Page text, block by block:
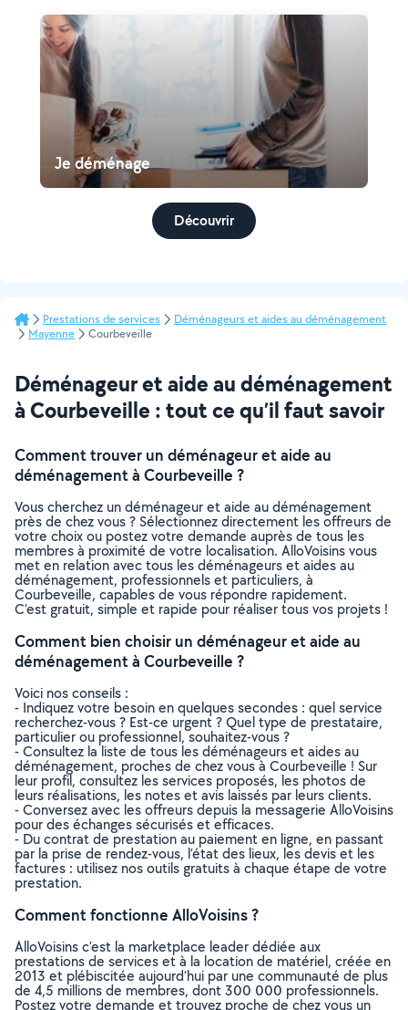
Je déménage
Découvrir
Prestations de services
Déménageurs et aides au déménagement
Mayenne
Courbeveille
Déménageur et aide au déménagement
à Courbeveille : tout ce qu’il faut savoir
Comment trouver un déménageur et aide au
déménagement à Courbeveille ?
Vous cherchez un déménageur et aide au déménagement
près de chez vous ? Sélectionnez directement les offreurs de
votre choix ou postez votre demande auprès de tous les
membres à proximité de votre localisation. AlloVoisins vous
met en relation avec tous les déménageurs et aides au
déménagement, professionnels et particuliers, à
Courbeveille, capables de vous répondre rapidement.
C’est gratuit, simple et rapide pour réaliser tous vos projets !
Comment bien choisir un déménageur et aide au
déménagement à Courbeveille ?
Voici nos conseils :
- Indiquez votre besoin en quelques secondes : quel service
recherchez-vous ? Est-ce urgent ? Quel type de prestataire,
particulier ou professionnel, souhaitez-vous ?
- Consultez la liste de tous les déménageurs et aides au
déménagement, proches de chez vous à Courbeveille ! Sur
leur profil, consultez les services proposés, les photos de
leurs réalisations, les notes et avis laissés par leurs clients.
- Conversez avec les offreurs depuis la messagerie AlloVoisins
pour des échanges sécurisés et efficaces.
- Du contrat de prestation au paiement en ligne, en passant
par la prise de rendez-vous, l’état des lieux, les devis et les
factures : utilisez nos outils gratuits à chaque étape de votre
prestation.
Comment fonctionne AlloVoisins ?
AlloVoisins c’est la marketplace leader dédiée aux
prestations de services et à la location de matériel, créée en
2013 et plébiscitée aujourd’hui par une communauté de plus
de 4,5 millions de membres, dont 300 000 professionnels.
Postez votre demande et trouvez proche de chez vous un